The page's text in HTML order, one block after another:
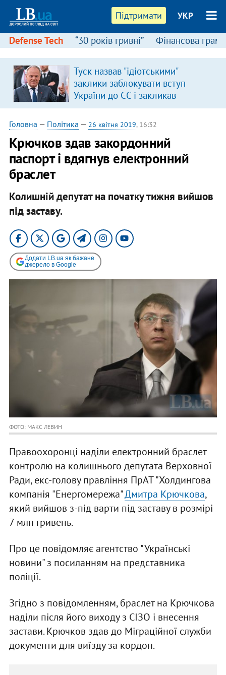
Підтримати УКР
Defense Tech “30 років гривні” Фінансова
Туск назвав "ідіотськими"
заклики заблокувати вступ
України до ЄС і закликав
припинити антиукраїнську
риторику
Головна — Політика — 26 квітня 2019, 16:32
Крючков здав закордонний
паспорт і вдягнув електронний
браслет
Колишній депутат на початку тижня вийшов
під заставу.
Додати LB.ua як бажане
джерело в Google
ФОТО: МАКС ЛЕВИН
Правоохоронці наділи електронний браслет
контролю на колишнього депутата Верховної
Ради, екс-голову правління ПрАТ "Холдингова
компанія "Енергомережа"Дмитра Крючкова,
який вийшов з-під варти під заставу в розмірі
7 млн гривень.
Про це повідомляє агентство "Українські
новини" з посиланням на представника
поліції.
Згідно з повідомленням, браслет на Крючкова
наділи після його виходу з СІЗО і внесення
застави. Крючков здав до Міграційної служби
документи для виїзду за кордон.